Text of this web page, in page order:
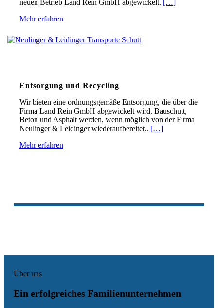
neuen Betrieb Land Rein GmbH abgewickelt.
[…]
Mehr erfahren
Entsorgung und Recycling
Wir bieten eine ordnungsgemäße Entsorgung, die über die
Firma Land Rein GmbH abgewickelt wird. Bauschutt,
Beton und Asphalt werden, wenn möglich von der Firma
Neulinger & Leidinger wiederaufbereitet.. […]
Mehr erfahren
Über uns
Ein erfolgreiches Familienunternehmen